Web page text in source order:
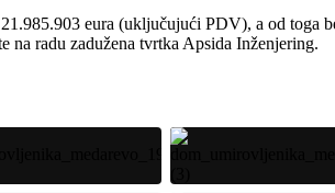
eura (uključujući PDV), a od toga
na radu zadužena tvrtka Apsida Inženjering.